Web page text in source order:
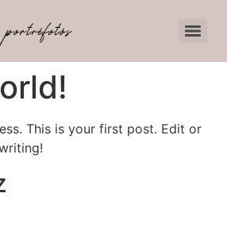
This is your first post. Edit or